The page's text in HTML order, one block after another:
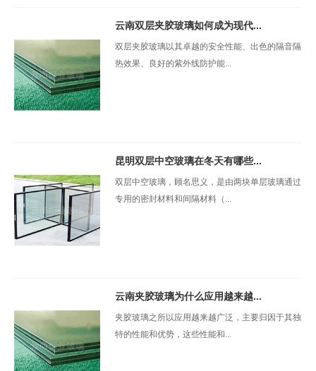
云南双层夹胶玻璃如何成为现代...
双层夹胶玻璃以其卓越的安全性能、出色的隔音隔
热效果、良好的紫外线防护能...
昆明双层中空玻璃在冬天有哪些...
双层中空玻璃，顾名思义，是由两块单层玻璃通过
专用的密封材料和间隔材料（...
云南夹胶玻璃为什么应用越来越...
夹胶玻璃之所以应用越来越广泛，主要归因于其独
特的性能和优势，这些性能和...